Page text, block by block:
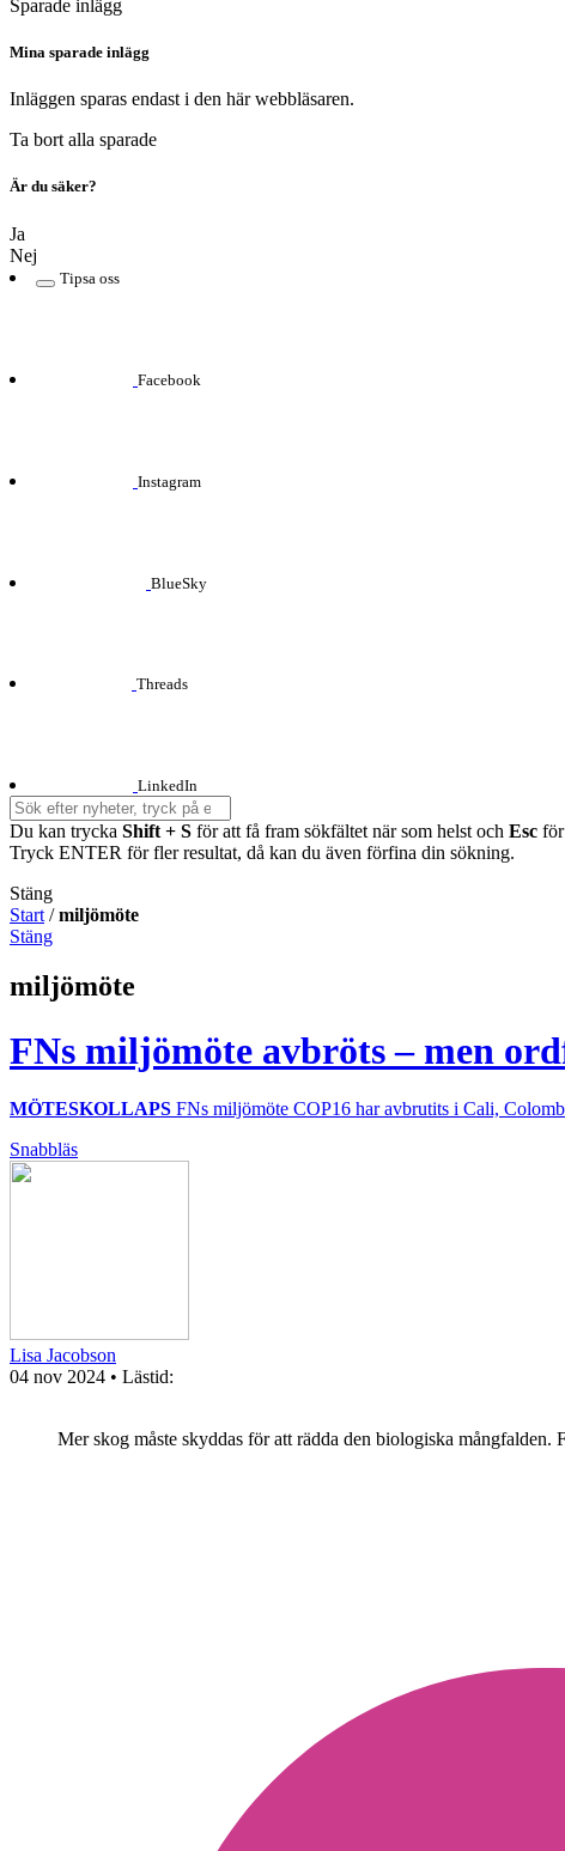
Sparade inlägg
Mina sparade inlägg
Inläggen sparas endast i den här webbläsaren.
Ta bort alla sparade
Är du säker?
Ja
Nej
Tipsa oss
Facebook
Instagram
BlueSky
Threads
LinkedIn
Du kan trycka Shift + S för att få fram sökfältet när som helst och Esc för
Tryck ENTER för fler resultat, då kan du även förfina din sökning.
Stäng
Start /miljömöte
Stäng
miljömöte
FNs miljömöte avbröts – men
MÖTESKOLLAPS FNs miljömöte COP16 har avbrutits i Cali,
Snabbläs
Lisa Jacobson
04 nov 2024 • Lästid:
Mer skog måste skyddas för att rädda den biologiska mångfalden.